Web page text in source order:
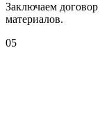
Заключаем договор
материалов.
05